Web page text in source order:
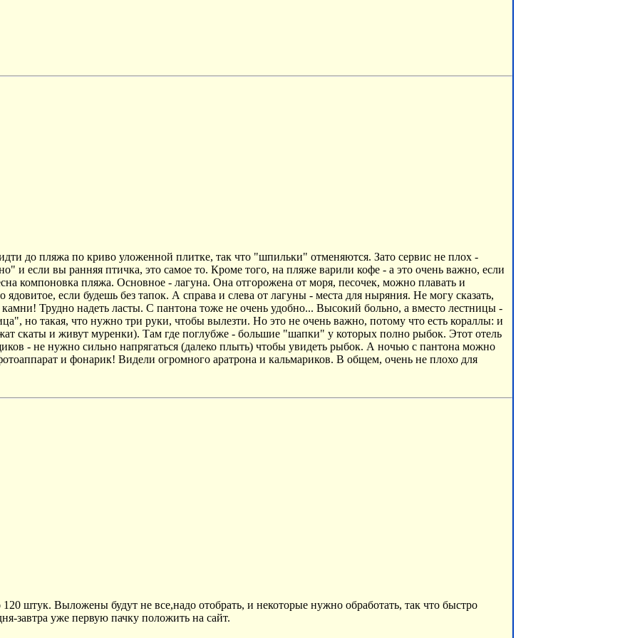
до пляжа по криво уложенной плитке, так что "шпильки" отменяются. Зато сервис не плох -
и если вы ранняя птичка, это самое то. Кроме того, на пляже варили кофе - а это очень важно, если
компоновка пляжа. Основное - лагуна. Она отгорожена от моря, песочек, можно плавать и
если будешь без тапок. А справа и слева от лагуны - места для ныряния. Не могу сказать,
Трудно надеть ласты. С пантона тоже не очень удобно... Высокий больно, а вместо лестницы -
но такая, что нужно три руки, чтобы вылезти. Но это не очень важно, потому что есть кораллы: и
скаты и живут муренки). Там где поглубже - большие "шапки" у которых полно рыбок. Этот отель
- не нужно сильно напрягаться (далеко плыть) чтобы увидеть рыбок. А ночью с пантона можно
и фонарик! Видели огромного аратрона и кальмариков. В общем, очень не плохо для
штук. Выложены будут не все,надо отобрать, и некоторые нужно обработать, так что быстро
завтра уже первую пачку положить на сайт.